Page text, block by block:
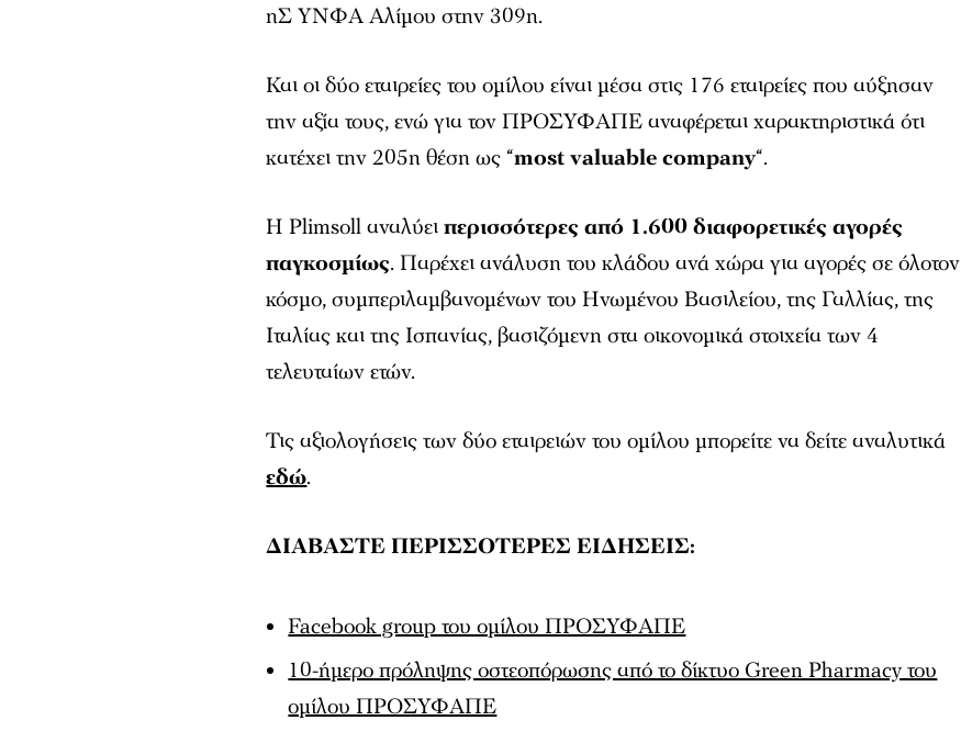
ηΣ ΥΝΦΑ Αλίμου στην 309η.
Και οι δύο εταιρείες του ομίλου είναι μέσα στις 176 εταιρείες που αύξησαν
την αξία τους, ενώ για τον ΠΡΟΣΥΦΑΠΕ αναφέρεται χαρακτηριστικά ότι
κατέχει την 205η θέση ως “most valuable company“.
Η Plimsoll αναλύειπερισσότερες από 1.600 διαφορετικές αγορές
παγκοσμίως. Παρέχει ανάλυση του κλάδου ανά χώρα για αγορές σε όλοτον
κόσμο, συμπεριλαμβανομένων του Ηνωμένου Βασιλείου, της Γαλλίας, της
Ιταλίας και της Ισπανίας, βασιζόμενη στα οικονομικά στοιχεία των 4
τελευταίων ετών.
Τις αξιολογήσεις των δύο εταιρειών του ομίλου μπορείτε να δείτε αναλυτικά
εδώ.
ΔΙΑΒΑΣΤΕ ΠΕΡΙΣΣΟΤΕΡΕΣ ΕΙΔΗΣΕΙΣ:
Facebook group του ομίλου ΠΡΟΣΥΦΑΠΕ
10-ήμερο πρόληψης οστεοπόρωσης από το δίκτυο Green Pharmacy του
ομίλου ΠΡΟΣΥΦΑΠΕ